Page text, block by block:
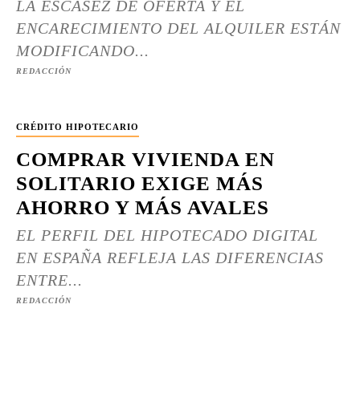
LA ESCASEZ DE OFERTA Y EL
ENCARECIMIENTO DEL ALQUILER ESTÁN
MODIFICANDO...
REDACCIÓN
CRÉDITO HIPOTECARIO
COMPRAR VIVIENDA EN
SOLITARIO EXIGE MÁS
AHORRO Y MÁS AVALES
EL PERFIL DEL HIPOTECADO DIGITAL
EN ESPAÑA REFLEJA LAS DIFERENCIAS
ENTRE...
REDACCIÓN